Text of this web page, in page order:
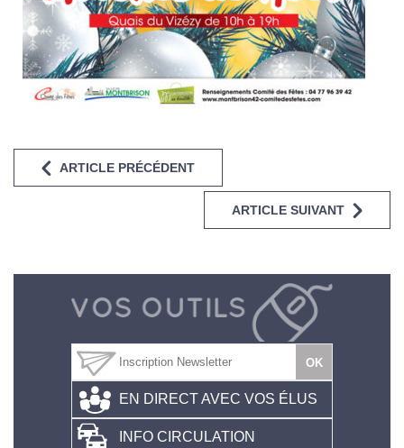
ARTICLE PRÉCÉDENT
ARTICLE SUIVANT
EN DIRECT AVEC VOS ÉLUS
INFO CIRCULATION